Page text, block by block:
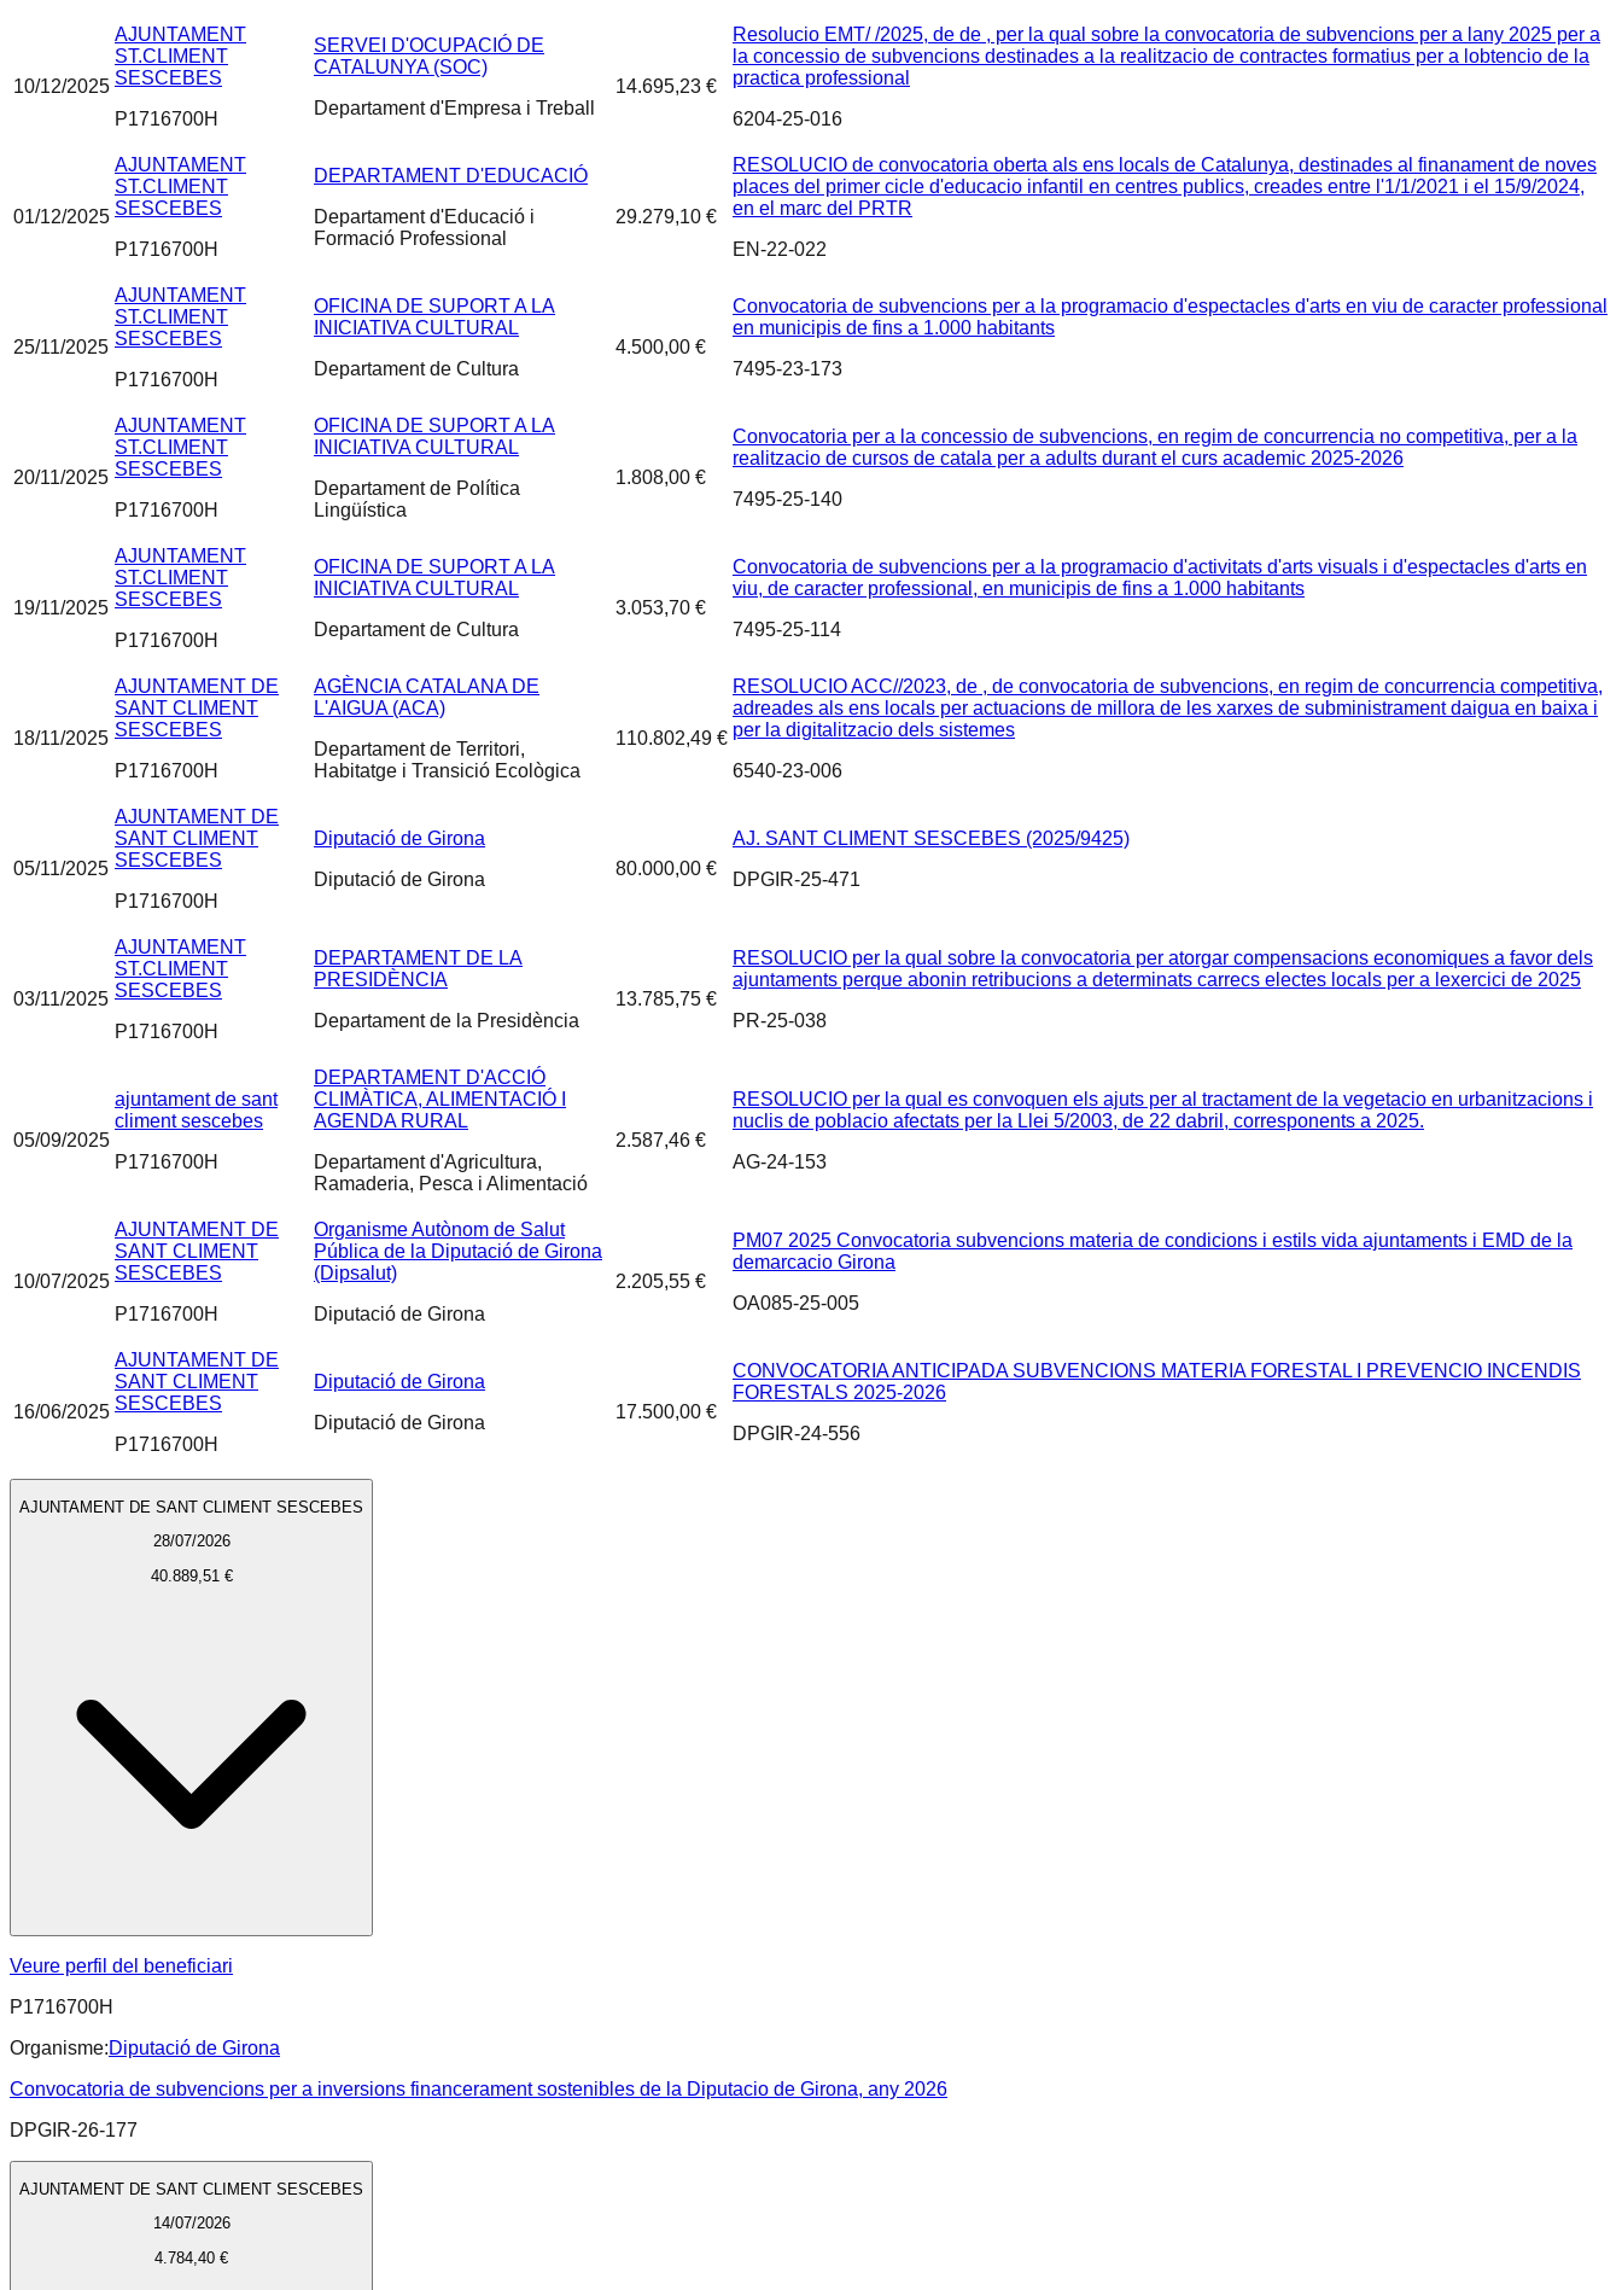
10/12/2025
AJUNTAMENT
ST.CLIMENT
SESCEBES
P1716700H
SERVEI D'OCUPACIÓ DE
CATALUNYA (SOC)
Departament d'Empresa i Treball
14.695,23 €
Resolucio EMT/ /2025, de de , per la qual sobre la convocatoria de subvencions per a lany 2025 per a
la concessio de subvencions destinades a la realitzacio de contractes formatius per a lobtencio de la
practica professional
6204-25-016
01/12/2025
AJUNTAMENT
ST.CLIMENT
SESCEBES
P1716700H
DEPARTAMENT D'EDUCACIÓ
Departament d'Educació i
Formació Professional
29.279,10 €
RESOLUCIO de convocatoria oberta als ens locals de Catalunya, destinades al finanament de noves
places del primer cicle d'educacio infantil en centres publics, creades entre l'1/1/2021 i el 15/9/2024,
en el marc del PRTR
EN-22-022
25/11/2025
AJUNTAMENT
ST.CLIMENT
SESCEBES
P1716700H
OFICINA DE SUPORT A LA
INICIATIVA CULTURAL
Departament de Cultura
4.500,00 €
Convocatoria de subvencions per a la programacio d'espectacles d'arts en viu de caracter professional
en municipis de fins a 1.000 habitants
7495-23-173
20/11/2025
AJUNTAMENT
ST.CLIMENT
SESCEBES
P1716700H
OFICINA DE SUPORT A LA
INICIATIVA CULTURAL
Departament de Política
Lingüística
1.808,00 €
Convocatoria per a la concessio de subvencions, en regim de concurrencia no competitiva, per a la
realitzacio de cursos de catala per a adults durant el curs academic 2025-2026
7495-25-140
19/11/2025
AJUNTAMENT
ST.CLIMENT
SESCEBES
P1716700H
OFICINA DE SUPORT A LA
INICIATIVA CULTURAL
Departament de Cultura
3.053,70 €
Convocatoria de subvencions per a la programacio d'activitats d'arts visuals i d'espectacles d'arts en
viu, de caracter professional, en municipis de fins a 1.000 habitants
7495-25-114
18/11/2025
AJUNTAMENT DE
SANT CLIMENT
SESCEBES
P1716700H
AGÈNCIA CATALANA DE
L'AIGUA (ACA)
Departament de Territori,
Habitatge i Transició Ecològica
110.802,49 €
RESOLUCIO ACC//2023, de , de convocatoria de subvencions, en regim de concurrencia competitiva,
adreades als ens locals per actuacions de millora de les xarxes de subministrament daigua en baixa i
per la digitalitzacio dels sistemes
6540-23-006
05/11/2025
AJUNTAMENT DE
SANT CLIMENT
SESCEBES
P1716700H
Diputació de Girona
Diputació de Girona
80.000,00 €
AJ. SANT CLIMENT SESCEBES (2025/9425)
DPGIR-25-471
03/11/2025
AJUNTAMENT
ST.CLIMENT
SESCEBES
P1716700H
DEPARTAMENT DE LA
PRESIDÈNCIA
Departament de la Presidència
13.785,75 €
RESOLUCIO per la qual sobre la convocatoria per atorgar compensacions economiques a favor dels
ajuntaments perque abonin retribucions a determinats carrecs electes locals per a lexercici de 2025
PR-25-038
05/09/2025
ajuntament de sant
climent sescebes
P1716700H
DEPARTAMENT D'ACCIÓ
CLIMÀTICA, ALIMENTACIÓ I
AGENDA RURAL
Departament d'Agricultura,
Ramaderia, Pesca i Alimentació
2.587,46 €
RESOLUCIO per la qual es convoquen els ajuts per al tractament de la vegetacio en urbanitzacions i
nuclis de poblacio afectats per la Llei 5/2003, de 22 dabril, corresponents a 2025.
AG-24-153
10/07/2025
AJUNTAMENT DE
SANT CLIMENT
SESCEBES
P1716700H
Organisme Autònom de Salut
Pública de la Diputació de Girona
(Dipsalut)
Diputació de Girona
2.205,55 €
PM07 2025 Convocatoria subvencions materia de condicions i estils vida ajuntaments i EMD de la
demarcacio Girona
OA085-25-005
16/06/2025
AJUNTAMENT DE
SANT CLIMENT
SESCEBES
P1716700H
Diputació de Girona
Diputació de Girona
17.500,00 €
CONVOCATORIA ANTICIPADA SUBVENCIONS MATERIA FORESTAL I PREVENCIO INCENDIS
FORESTALS 2025-2026
DPGIR-24-556
AJUNTAMENT DE SANT CLIMENT SESCEBES
28/07/2026
40.889,51 €
Veure perfil del beneficiari
P1716700H
Organisme:Diputació de Girona
Convocatoria de subvencions per a inversions financerament sostenibles de la Diputacio de Girona, any 2026
DPGIR-26-177
AJUNTAMENT DE SANT CLIMENT SESCEBES
14/07/2026
4.784,40 €